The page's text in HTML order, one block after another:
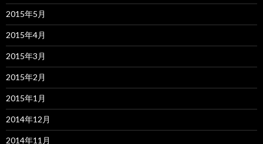
2015年5月
2015年4月
2015年3月
2015年2月
2015年1月
2014年12月
2014年11月